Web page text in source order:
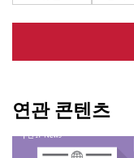
연관 콘텐츠